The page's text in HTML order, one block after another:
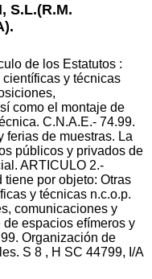
S.L.(R.M.
de los Estatutos :
y técnicas
como el montaje de
C.N.A.E.- 74.99.
ferias de muestras. La
públicos y privados de
ARTICULO 2.-
por objeto: Otras
y técnicas n.c.o.p.
comunicaciones y
espacios efímeros y
Organización de
S 8 , H SC 44799, I/A